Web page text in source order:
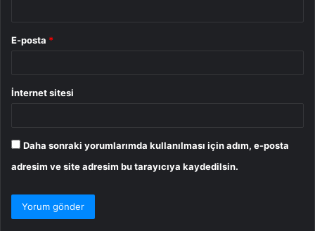
E-posta *
İnternet sitesi
Daha sonraki yorumlarımda kullanılması için adım, e-posta
adresim ve site adresim bu tarayıcıya kaydedilsin.